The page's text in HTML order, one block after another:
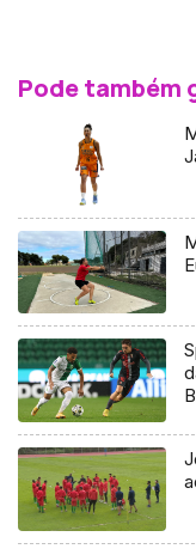
Pode também